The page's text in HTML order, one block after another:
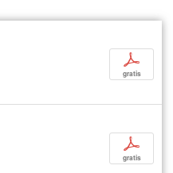
p
gratis
p
gratis